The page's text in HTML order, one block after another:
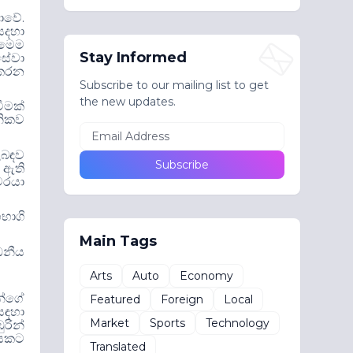
.
ඳව
ඇති
ඳහා
Stay Informed
Subscribe to our mailing list to get
the new updates.
Main Tags
Arts Auto
Economy
Featured
Foreign
Local
Market
Sports
Technology
Translated